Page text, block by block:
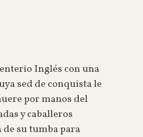
Inglés con una
sed de conquista le
por manos del
y caballeros
su tumba para